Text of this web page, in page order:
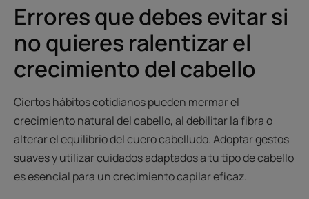
Errores que debes evitar si
no quieres ralentizar el
crecimiento del cabello
Ciertos hábitos cotidianos pueden mermar el
crecimiento natural del cabello, al debilitar la fibra o
alterar el equilibrio del cuero cabelludo. Adoptar gestos
suaves y utilizar cuidados adaptados a tu tipo de cabello
es esencial para un crecimiento capilar eficaz.